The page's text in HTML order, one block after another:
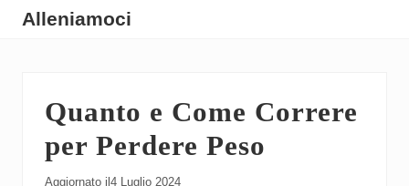
Menu
Skip
Skip
SkipAlleniamoci
ComeQuanto e Come Correre
per Perdere Peso
Aggiornato il 4 Luglio 2024